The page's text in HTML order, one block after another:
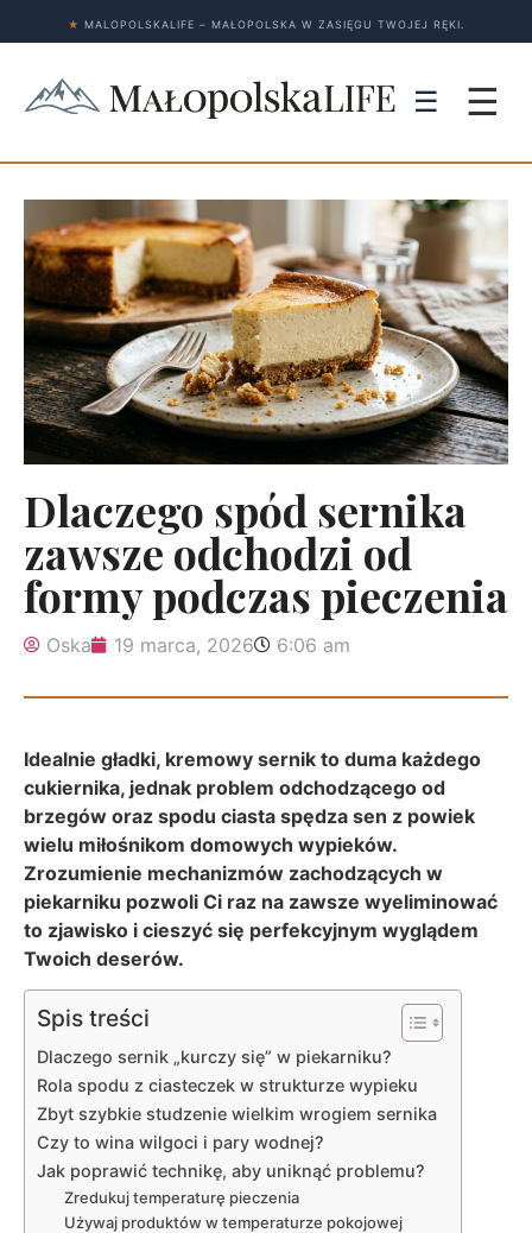
★ MALOPOLSKALIFE – MAŁOPOLSKA W ZASIĘGU TWOJEJ RĘKI.
☰ ☰
Dlaczego spód sernika
zawsze odchodzi od
formy podczas pieczenia
Oska 19 marca, 2026 6:06 am
Idealnie gładki, kremowy sernik to duma każdego
cukiernika, jednak problem odchodzącego od
brzegów oraz spodu ciasta spędza sen z powiek
wielu miłośnikom domowych wypieków.
Zrozumienie mechanizmów zachodzących w
piekarniku pozwoli Ci raz na zawsze wyeliminować
to zjawisko i cieszyć się perfekcyjnym wyglądem
Twoich deserów.
Spis treści
Dlaczego sernik „kurczy się” w piekarniku?
Rola spodu z ciasteczek w strukturze wypieku
Zbyt szybkie studzenie wielkim wrogiem sernika
Czy to wina wilgoci i pary wodnej?
Jak poprawić technikę, aby uniknąć problemu?
Zredukuj temperaturę pieczenia
Używaj produktów w temperaturze pokojowej